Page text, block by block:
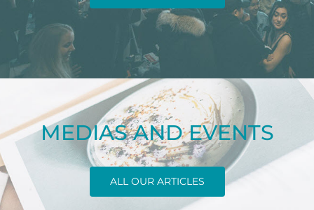
MEDIAS AND EVENTS
ALL OUR ARTICLES